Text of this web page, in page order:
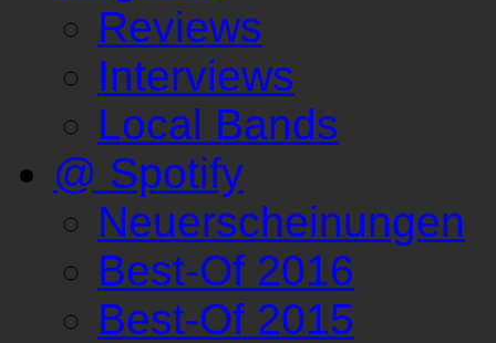
Reviews
Interviews
Local Bands
@ Spotify
Neuerscheinungen
Best-Of 2016
Best-Of 2015